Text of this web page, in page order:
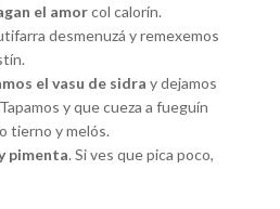
el amorcol calorín.
desmenuzá y remexemos
el vasu de sidra y dejamos
y que cueza a fueguín
tierno y melós.
pimenta. Si ves que pica poco,